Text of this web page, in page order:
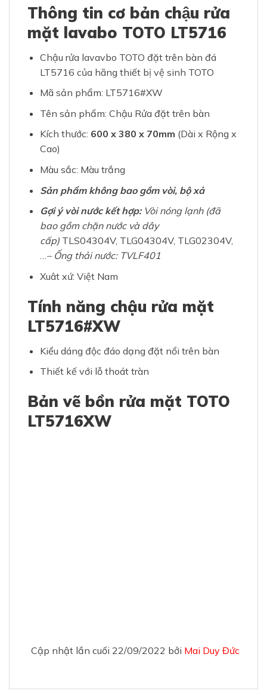
Thông tin cơ bản chậu rửa
mặt lavabo TOTO LT5716
Chậu rửa lavavbo TOTO đặt trên bàn đá
LT5716 của hãng thiết bị vệ sinh TOTO
Mã sản phẩm: LT5716#XW
Tên sản phẩm: Chậu Rửa đặt trên bàn
Kích thước: 600 x 380 x 70mm (Dài x Rộng x
Cao)
Màu sắc: Màu trắng
Sản phẩm không bao gồm vòi, bộ xả
Gợi ý vòi nước kết hợp: Vòi nóng lạnh (đã
bao gồm chặn nước và dây
cấp) TLS04304V, TLG04304V, TLG02304V,
…– Ống thải nước: TVLF401
Xuât xứ: Việt Nam
Tính năng chậu rửa mặt
LT5716#XW
Kiểu dáng độc đáo dạng đặt nổi trên bàn
Thiết kế với lỗ thoát tràn
Bản vẽ bồn rửa mặt TOTO
LT5716XW
Cập nhật lần cuối 22/09/2022 bởi Mai Duy Đức